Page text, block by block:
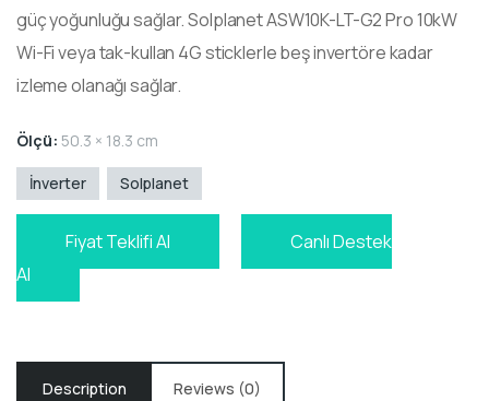
güç yoğunluğu sağlar. Solplanet ASW10K-LT-G2 Pro 10kW
Wi-Fi veya tak-kullan 4G sticklerle beş invertöre kadar
izleme olanağı sağlar.
Ölçü: 50.3 × 18.3 cm
İnverter Solplanet
Fiyat Teklifi Al
Canlı Destek
Al
Description Reviews (0)